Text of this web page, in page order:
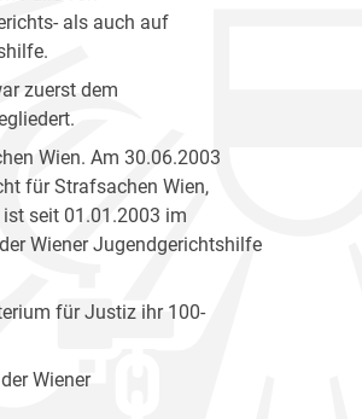
als auch auf
zuerst dem
Wien. Am 30.06.2003
für Strafsachen Wien,
seit 01.01.2003 im
Wiener Jugendgerichtshilfe
für Justiz ihr 100-
Wiener